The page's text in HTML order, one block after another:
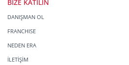
BİZE KATILIN
DANIŞMAN OL
FRANCHISE
NEDEN ERA
İLETİŞİM